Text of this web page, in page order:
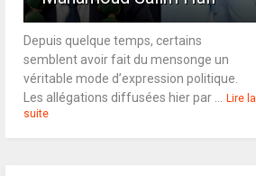
Depuis quelque temps, certains
semblent avoir fait du mensonge un
véritable mode d’expression politique.
Les allégations diffusées hier par ...
Lire la
suite